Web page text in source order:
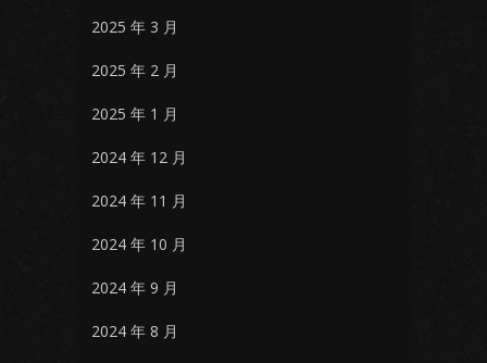
2025 年 3 月
2025 年 2 月
2025 年 1 月
2024 年 12 月
2024 年 11 月
2024 年 10 月
2024 年 9 月
2024 年 8 月